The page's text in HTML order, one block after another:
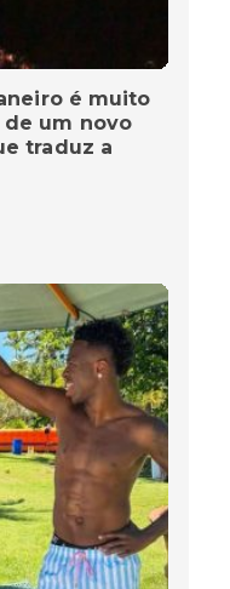
é muito
de um novo
traduz a